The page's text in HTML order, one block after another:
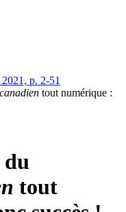
p. 2-51
tout numérique :
du
tout